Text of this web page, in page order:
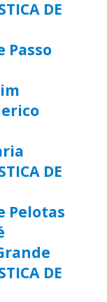
DE
Passo
DE
Pelotas
DE